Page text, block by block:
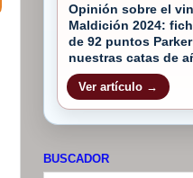
Opinión sobre el
Maldición 2024:
de 92 puntos
nuestras catas de
2018 y 2020
Ver artículo →
BUSCADOR